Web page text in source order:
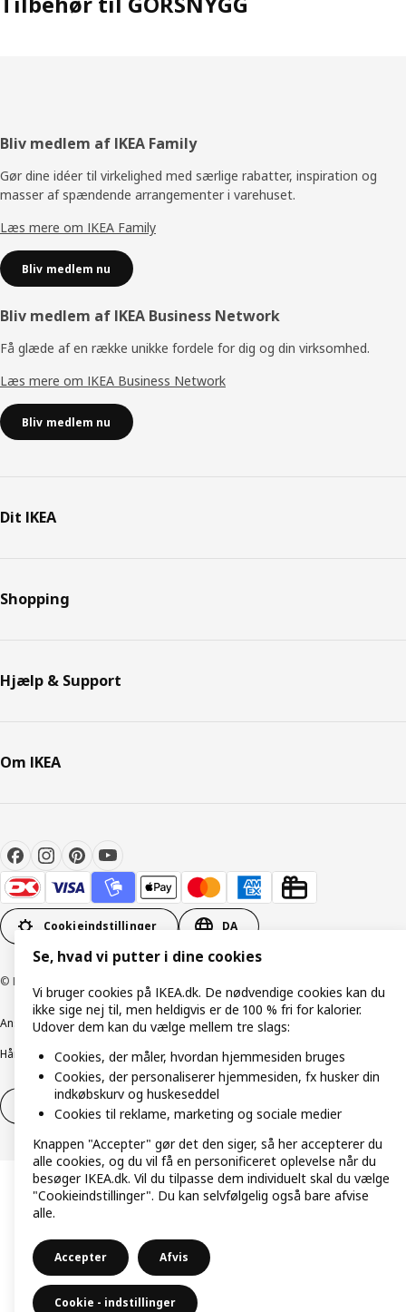
Footer
Bliv medlem af IKEA Family
Gør dine idéer til virkelighed med særlige rabatter, inspiration og
masser af spændende arrangementer i varehuset.
Læs mere om IKEA Family
Bliv medlem nu
Bliv medlem af IKEA Business Network
Få glæde af en række unikke fordele for dig og din virksomhed.
Læs mere om IKEA Business Network
Bliv medlem nu
Dit IKEA
Shopping
Hjælp & Support
Om IKEA
Cookieindstillinger DA
© Inter IKEA Systems B.V. 1999-2026
Ansvarlig rapporteringCookiepolitikDigital tilgængelighed
Håndtering af persondataSalgs- og leveringsbetingelser
Fortryd dit køb Fortryd dit køb af service
Se, hvad vi putter i dine cookies
Vi bruger cookies på IKEA.dk. De nødvendige cookies kan du
ikke sige nej til, men heldigvis er de 100 % fri for kalorier.
Udover dem kan du vælge mellem tre slags:
Cookies, der måler, hvordan hjemmesiden bruges
Cookies, der personaliserer hjemmesiden, fx husker din
indkøbskurv og huskeseddel
Cookies til reklame, marketing og sociale medier
Knappen "Accepter" gør det den siger, så her accepterer du
alle cookies, og du vil få en personificeret oplevelse når du
besøger IKEA.dk. Vil du tilpasse dem individuelt skal du vælge
"Cookieindstillinger". Du kan selvfølgelig også bare afvise
alle.
Accepter Afvis
Cookie - indstillinger